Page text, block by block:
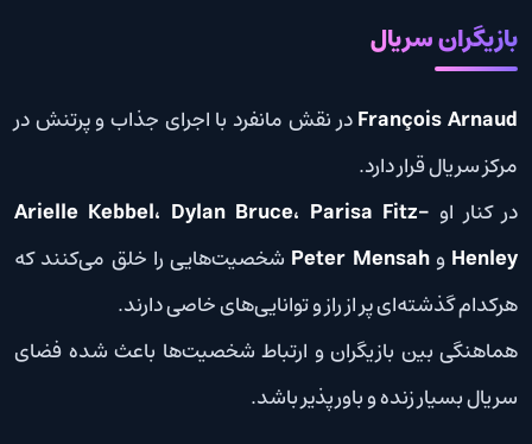
بازیگران سریال
François Arnaudدر نقش مانفرد با اجرای جذاب و پرتنش در
مرکز سریال قرار دارد.
در کنار او Arielle Kebbel، Dylan Bruce، Parisa Fitz-
Henley وPeter Mensah شخصیت‌هایی را خلق می‌کنند که
هرکدام گذشته‌ای پر از راز و توانایی‌های خاصی دارند.
هماهنگی بین بازیگران و ارتباط شخصیت‌ها باعث شده فضای
سریال بسیار زنده و باورپذیر باشد.